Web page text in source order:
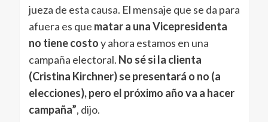
jueza de esta causa. El mensaje que se da para
afuera es que matar a una Vicepresidenta
no tiene costoy ahora estamos en una
campaña electoral. No sé si la clienta
(Cristina Kirchner) se presentará o no (a
elecciones), pero el próximo año va a hacer
campaña”, dijo.